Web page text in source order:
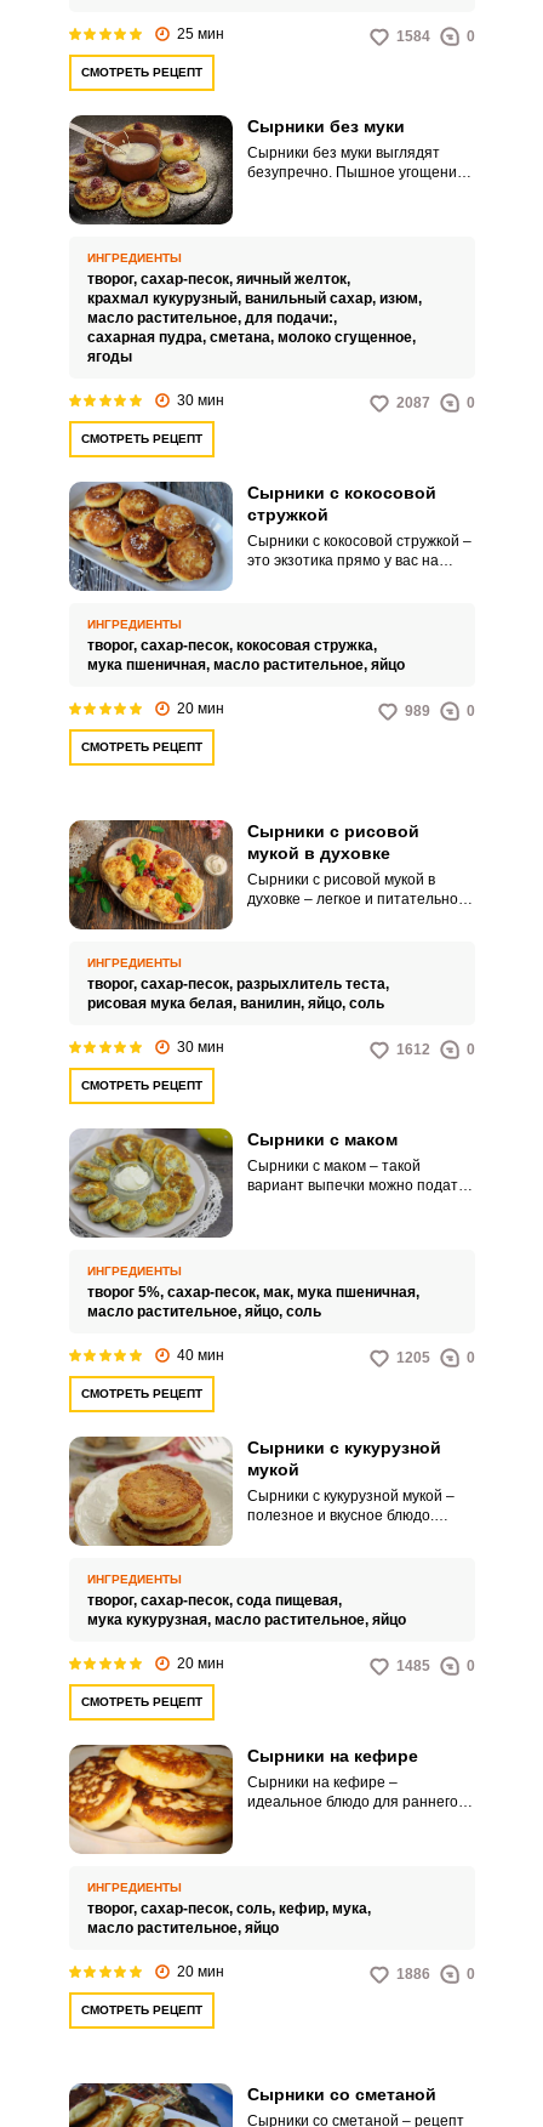
25 мин 1584 0
СМОТРЕТЬ РЕЦЕПТ
Сырники без муки
Сырники без муки выглядят
безупречно. Пышное угощение
ИНГРЕДИЕНТЫ
творог, сахар-песок, яичный желток,
крахмал кукурузный, ванильный сахар, изюм,
масло растительное, для подачи:,
сахарная пудра, сметана, молоко сгущенное,
ягоды
30 мин 2087 0
СМОТРЕТЬ РЕЦЕПТ
Сырники с кокосовой
стружкой
Сырники с кокосовой стружкой –
это экзотика прямо у вас на
ИНГРЕДИЕНТЫ
творог, сахар-песок, кокосовая стружка,
мука пшеничная, масло растительное, яйцо
20 мин 989 0
СМОТРЕТЬ РЕЦЕПТ
Сырники с рисовой
мукой в духовке
Сырники с рисовой мукой в
духовке – легкое и питательное
питаться правильно и
сбалансированно.
ИНГРЕДИЕНТЫ
творог, сахар-песок, разрыхлитель теста,
рисовая мука белая, ванилин, яйцо, соль
30 мин 1612 0
СМОТРЕТЬ РЕЦЕПТ
Сырники с маком
Сырники с маком – такой
вариант выпечки можно подать
ИНГРЕДИЕНТЫ
творог 5%, сахар-песок, мак, мука пшеничная,
масло растительное, яйцо, соль
40 мин 1205 0
СМОТРЕТЬ РЕЦЕПТ
Сырники с кукурузной
мукой
Сырники с кукурузной мукой –
полезное и вкусное блюдо.
способствует очищению
организма.
ИНГРЕДИЕНТЫ
творог, сахар-песок, сода пищевая,
мука кукурузная, масло растительное, яйцо
20 мин 1485 0
СМОТРЕТЬ РЕЦЕПТ
Сырники на кефире
Сырники на кефире –
идеальное блюдо для раннего
ИНГРЕДИЕНТЫ
творог, сахар-песок, соль, кефир, мука,
масло растительное, яйцо
20 мин 1886 0
СМОТРЕТЬ РЕЦЕПТ
Сырники со сметаной
Сырники со сметаной – рецепт
Войдите
с помощью социальных сетей: